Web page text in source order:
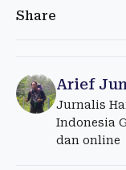
Share
Arief
Jurnalis
Indonesia
dan online